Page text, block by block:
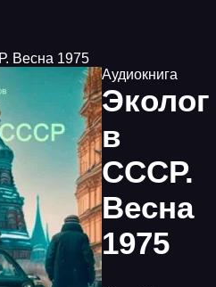
Весна 1975
Аудиокнига
Эколог
в
СССР.
Весна
1975